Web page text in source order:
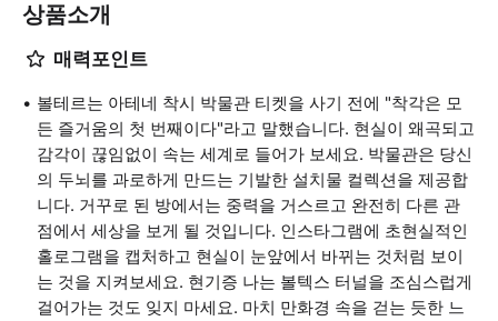
상품소개
매력포인트
볼테르는 아테네 착시 박물관 티켓을 사기 전에 "착각은 모
든 즐거움의 첫 번째이다"라고 말했습니다. 현실이 왜곡되고
감각이 끊임없이 속는 세계로 들어가 보세요. 박물관은 당신
의 두뇌를 과로하게 만드는 기발한 설치물 컬렉션을 제공합
니다. 거꾸로 된 방에서는 중력을 거스르고 완전히 다른 관
점에서 세상을 보게 될 것입니다. 인스타그램에 초현실적인
홀로그램을 캡처하고 현실이 눈앞에서 바뀌는 것처럼 보이
는 것을 지켜보세요. 현기증 나는 볼텍스 터널을 조심스럽게
걸어가는 것도 잊지 마세요. 마치 만화경 속을 걷는 듯한 느